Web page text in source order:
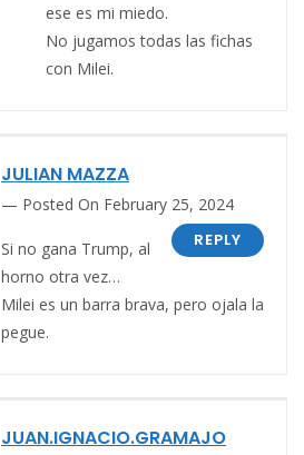
ese es mi miedo.
No jugamos todas las fichas
con Milei.
JULIAN MAZZA
Posted On February 25, 2024
REPLY
Si no gana Trump, al
horno otra vez…
Milei es un barra brava, pero ojala la
pegue.
JUAN.IGNACIO.GRAMAJO